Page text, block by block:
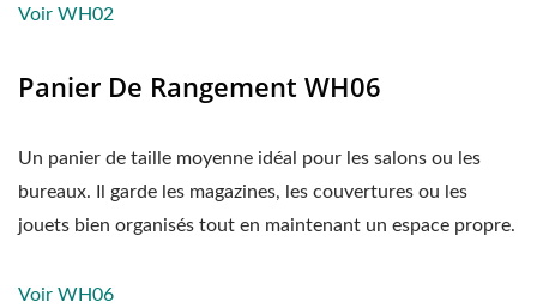
Voir WH02
Panier De Rangement WH06
Un panier de taille moyenne idéal pour les salons ou les
bureaux. Il garde les magazines, les couvertures ou les
jouets bien organisés tout en maintenant un espace propre.
Voir WH06